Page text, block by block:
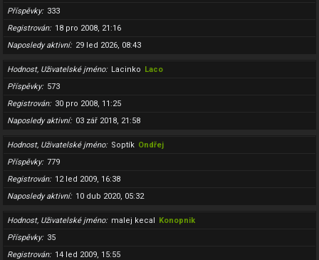
Příspěvky
333
Registrován
18 pro 2008, 21:16
Naposledy aktivní
29 led 2026, 08:43
Hodnost, Uživatelské jméno Lacinko Laco
Příspěvky
573
Registrován
30 pro 2008, 11:25
Naposledy aktivní
03 zář 2018, 21:58
Hodnost, Uživatelské jméno Soptík Ondřej
Příspěvky
779
Registrován
12 led 2009, 16:38
Naposledy aktivní
10 dub 2020, 05:32
Hodnost, Uživatelské jméno malej kecal Konopnik
Příspěvky
35
Registrován
14 led 2009, 15:55